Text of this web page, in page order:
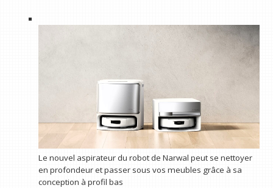
Le nouvel aspirateur du robot de Narwal peut se nettoyer
en profondeur et passer sous vos meubles grâce à sa
conception à profil bas